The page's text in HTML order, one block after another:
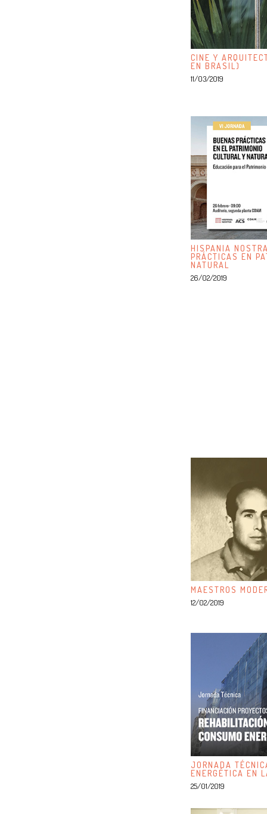
CINE Y
EN BRASIL)
11/03/2019
HISPANIA
PRÁCTICAS EN
NATURAL
26/02/2019
MAESTROS
12/02/2019
JORNADA
ENERGÉTICA EN
25/01/2019